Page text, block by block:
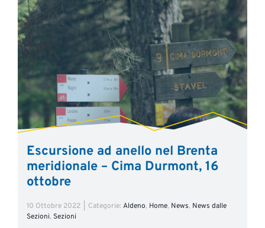
Escursione ad anello nel Brenta
meridionale – Cima Durmont, 16
ottobre
10 Ottobre 2022 Categorie: Aldeno, Home, News, News dalle
Sezioni, Sezioni